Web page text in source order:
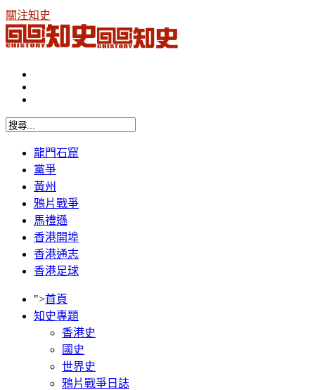
關注知史
龍門石窟
黨爭
黃州
鴉片戰爭
馬禮遜
香港開埠
香港通志
香港足球
">首頁
知史專題
香港史
國史
世界史
鴉片戰爭日誌